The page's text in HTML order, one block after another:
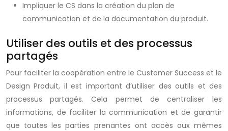
Impliquer le CS dans la création du plan de
communication et de la documentation du produit.
Utiliser des outils et des processus
partagés
Pour faciliter la coopération entre le Customer Success et le
Design Produit, il est important d’utiliser des outils et des
processus partagés. Cela permet de centraliser les
informations, de faciliter la communication et de garantir
que toutes les parties prenantes ont accès aux mêmes